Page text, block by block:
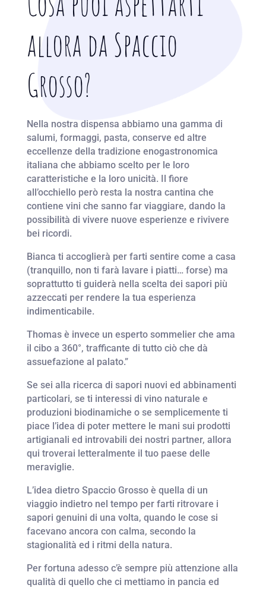
allora da Spaccio
Grosso?
Nella nostra dispensa abbiamo una gamma di
salumi, formaggi, pasta, conserve ed altre
eccellenze della tradizione enogastronomica
italiana che abbiamo scelto per le loro
caratteristiche e la loro unicità. Il fiore
all’occhiello però resta la nostra cantina che
contiene vini che sanno far viaggiare, dando la
possibilità di vivere nuove esperienze e rivivere
bei ricordi.
Bianca ti accoglierà per farti sentire come a casa
(tranquillo, non ti farà lavare i piatti… forse) ma
soprattutto ti guiderà nella scelta dei sapori più
azzeccati per rendere la tua esperienza
indimenticabile.
Thomas è invece un esperto sommelier che ama
il cibo a 360°, trafficante di tutto ciò che dà
assuefazione al palato.”
Se sei alla ricerca di sapori nuovi ed abbinamenti
particolari, se ti interessi di vino naturale e
produzioni biodinamiche o se semplicemente ti
piace l’idea di poter mettere le mani sui prodotti
artigianali ed introvabili dei nostri partner, allora
qui troverai letteralmente il tuo paese delle
meraviglie.
L’idea dietro Spaccio Grosso è quella di un
viaggio indietro nel tempo per farti ritrovare i
sapori genuini di una volta, quando le cose si
facevano ancora con calma, secondo la
stagionalità ed i ritmi della natura.
Per fortuna adesso c’è sempre più attenzione alla
qualità di quello che ci mettiamo in pancia ed